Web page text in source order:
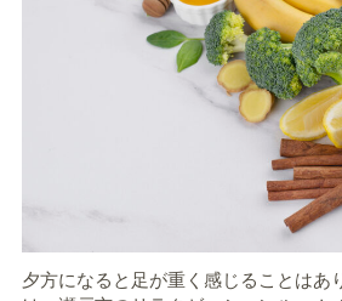
夕方になると足が重く感じることはあ